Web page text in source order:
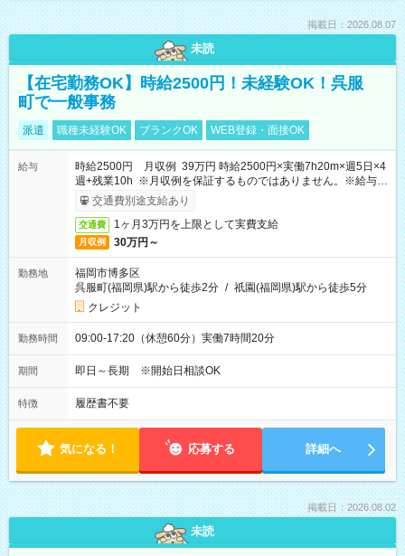
掲載日：2026.08.07
未読
【在宅勤務OK】時給2500円！未経験OK！呉服
町で一般事務
派遣 職種未経験OK ブランクOK WEB登録・面接OK
給与
時給2500円 月収例 39万円 時給2500円×実働7h20m×週5日×4
週+残業10h ※月収例を保証するものではありません。※給与即
受取りサービス利用可（利用条件有）
交通費別途支給あり
交通費 1ヶ月3万円を上限として実費支給
月収例 30万円～
勤務地
福岡市博多区
呉服町(福岡県)駅から徒歩2分 / 祇園(福岡県)駅から徒歩5分
クレジット
勤務時間 09:00-17:20（休憩60分）実働7時間20分
期間 即日～長期 ※開始日相談OK
特徴 履歴書不要
気になる！ 応募する 詳細へ
掲載日：2026.08.02
未読